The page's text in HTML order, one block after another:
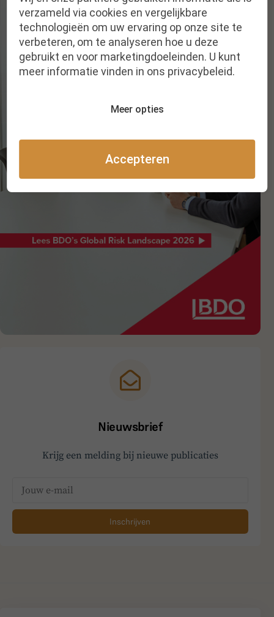
Nieuwsbrief
Krijg een melding bij nieuwe publicaties
Inschrijven
verzameld via cookies en vergelijkbare
technologieën om uw ervaring op onze site te
verbeteren, om te analyseren hoe u deze
gebruikt en voor marketingdoeleinden. U kunt
meer informatie vinden in ons privacybeleid.
Meer opties
Accepteren